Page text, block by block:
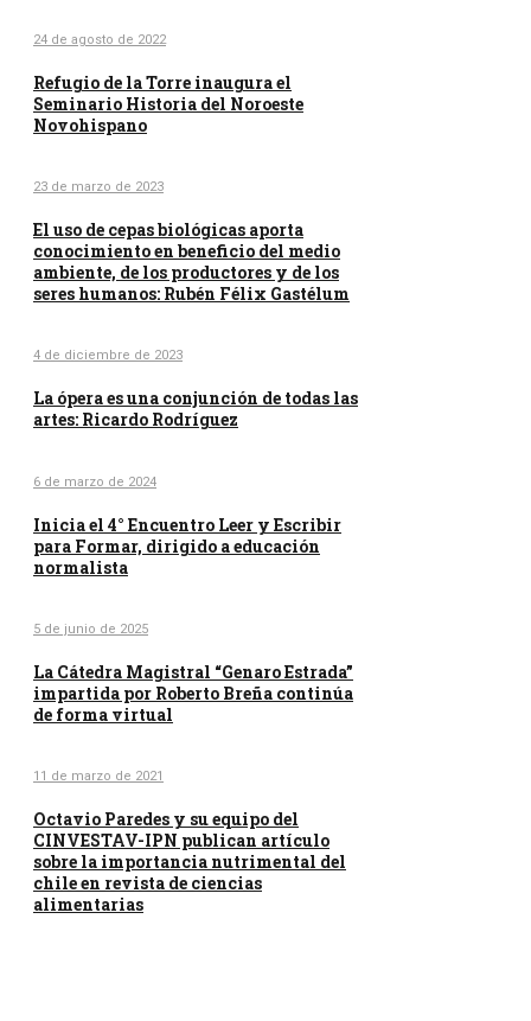
24 de agosto de 2022
Refugio de la Torre inaugura el
Seminario Historia del Noroeste
Novohispano
23 de marzo de 2023
El uso de cepas biológicas aporta
conocimiento en beneficio del medio
ambiente, de los productores y de los
seres humanos: Rubén Félix Gastélum
4 de diciembre de 2023
La ópera es una conjunción de todas las
artes: Ricardo Rodríguez
6 de marzo de 2024
Inicia el 4° Encuentro Leer y Escribir
para Formar, dirigido a educación
normalista
5 de junio de 2025
La Cátedra Magistral “Genaro Estrada”
impartida por Roberto Breña continúa
de forma virtual
11 de marzo de 2021
Octavio Paredes y su equipo del
CINVESTAV-IPN publican artículo
sobre la importancia nutrimental del
chile en revista de ciencias
alimentarias